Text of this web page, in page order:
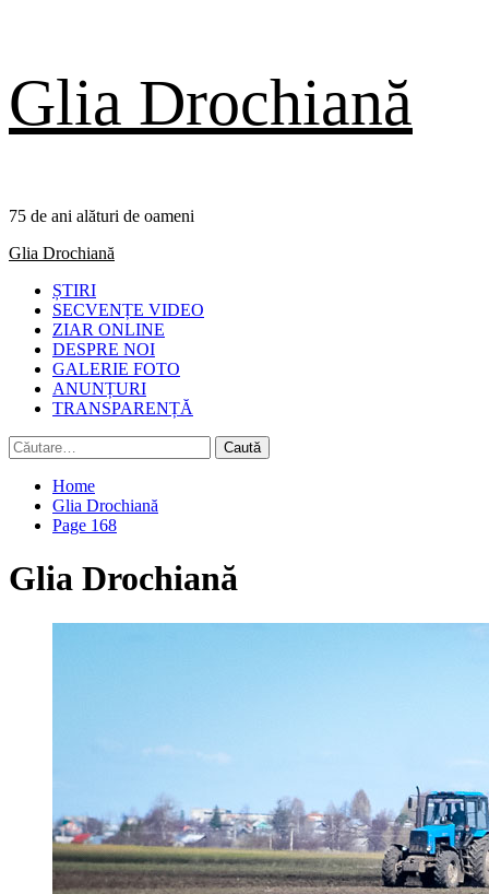
to
content
Glia Drochiană
75 de ani alături de oameni
Primary
Glia Drochiană
ȘTIRI
SECVENȚE VIDEO
ZIAR ONLINE
DESPRE NOI
GALERIE FOTO
ANUNȚURI
TRANSPARENȚĂ
Caută
după:
Home
Glia Drochiană
Page 168
Glia Drochiană